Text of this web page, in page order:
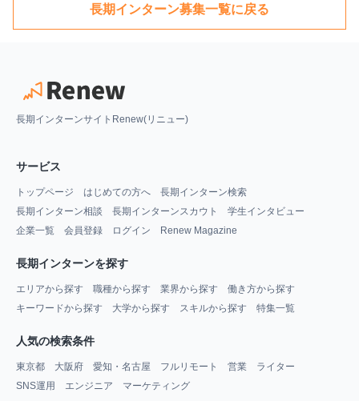
長期インターン募集一覧に戻る
長期インターンサイトRenew(リニュー)
サービス
トップページ はじめての方へ
長期インターン検索
長期インターン相談
長期インターンスカウト
学生インタビュー
企業一覧
会員登録 ログイン Renew Magazine
長期インターンを探す
エリアから探す 職種から探す 業界から探す
働き方から探す
キーワードから探す
大学から探す スキルから探す 特集一覧
人気の検索条件
東京都 大阪府 愛知・名古屋 フルリモート 営業
ライター
SNS運用
エンジニア マーケティング